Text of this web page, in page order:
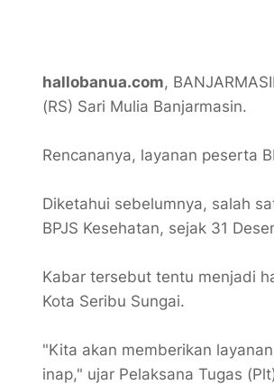
hallobanua.com,
(RS) Sari Mulia Banjarmasin.
Rencananya, layanan peserta
Diketahui sebelumnya, salah
BPJS Kesehatan, sejak 31
Kabar tersebut tentu menjadi
Kota Seribu Sungai.
"Kita akan memberikan
inap," ujar Pelaksana Tugas